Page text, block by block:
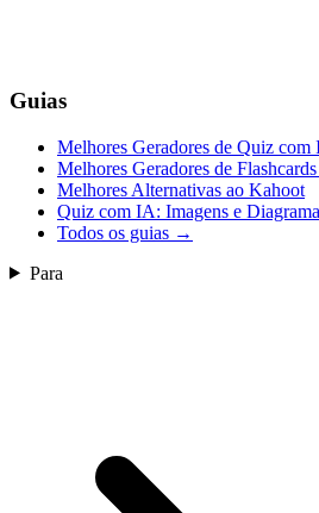
Guias
Melhores Geradores de Quiz com
Melhores Geradores de
Melhores Alternativas ao Kahoot
Quiz com IA: Imagens e
Todos os guias →
Para